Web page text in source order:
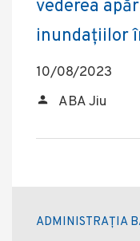
vederea
inundațiilor
10/08/2023
ABA Jiu
ADMINISTRAȚIA